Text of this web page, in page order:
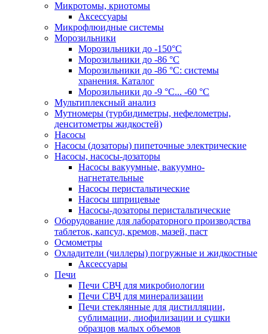
Микротомы, криотомы
Аксессуары
Микрофлюидные системы
Морозильники
Морозильники до -150°С
Морозильники до -86 °C
Морозильники до -86 °C: системы
хранения. Каталог
Морозильники до -9 °C... -60 °C
Мультиплексный анализ
Мутномеры (турбидиметры, нефелометры,
денситометры жидкостей)
Насосы
Насосы (дозаторы) пипеточные электрические
Насосы, насосы-дозаторы
Насосы вакуумные, вакуумно-
нагнетательные
Насосы перистальтические
Насосы шприцевые
Насосы-дозаторы перистальтические
Оборудование для лабораторного производства
таблеток, капсул, кремов, мазей, паст
Осмометры
Охладители (чиллеры) погружные и жидкостные
Аксессуары
Печи
Печи СВЧ для микробиологии
Печи СВЧ для минерализации
Печи стеклянные для дистилляции,
сублимации, лиофилизации и сушки
образцов малых объемов